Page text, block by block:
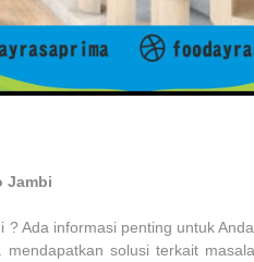
Jambi
? Ada informasi penting untuk
solusi terkait